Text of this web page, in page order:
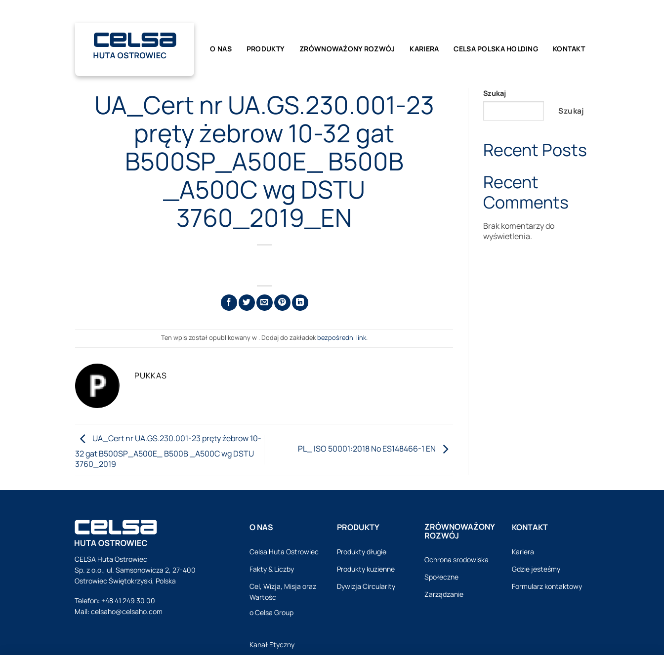
O NAS PRODUKTY ZRÓWNOWAŻONY ROZWÓJ KARIERA CELSA POLSKA HOLDING KONTAKT
UA_Cert nr UA.GS.230.001-23
pręty żebrow 10-32 gat
B500SP_A500E_ B500B
_A500C wg DSTU
3760_2019_EN
Ten wpis został opublikowany w . Dodaj do zakładekbezpośredni link.
PUKKAS
UA_Cert nr UA.GS.230.001-23 pręty żebrow 10-
32 gat B500SP_A500E_ B500B _A500C wg DSTU
3760_2019
PL_ ISO 50001:2018 No ES148466-1 EN
Szukaj
Szukaj
Recent Posts
Recent
Comments
Brak komentarzy do
wyświetlenia.
CELSA Huta Ostrowiec
Sp. z o.o., ul. Samsonowicza 2, 27-400
Ostrowiec Świętokrzyski, Polska
Telefon: +48 41 249 30 00
Mail: celsaho@celsaho.com
O NAS
Celsa Huta Ostrowiec
Fakty & Liczby
Cel, Wizja, Misja oraz
Wartośc
o Celsa Group
Kanał Etyczny
PRODUKTY
Produkty długie
Produkty kuzienne
Dywizja Circularity
ZRÓWNOWAŻONY
ROZWÓJ
Ochrona srodowiska
Społeczne
Zarządzanie
KONTAKT
Kariera
Gdzie jesteśmy
Formularz kontaktowy